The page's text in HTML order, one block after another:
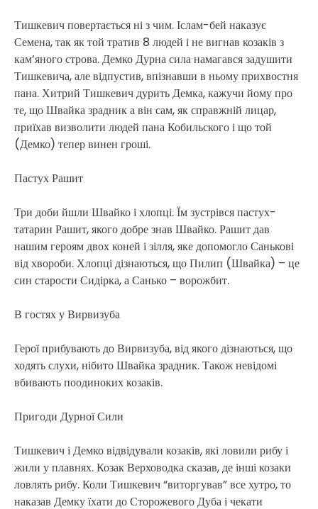
Тишкевич повертається ні з чим. Іслам-бей наказує
Семена, так як той тратив 8 людей і не вигнав козаків з
кам’яного строва. Демко Дурна сила намагався задушити
Тишкевича, але відпустив, впізнавши в ньому прихвостня
пана. Хитрий Тишкевич дурить Демка, кажучи йому про
те, що Швайка зрадник а він сам, як справжній лицар,
приїхав визволити людей пана Кобильского і що той
(Демко) тепер винен гроші.
Пастух Рашит
Три доби йшли Швайко і хлопці. Їм зустрівся пастух-
татарин Рашит, якого добре знав Швайко. Рашит дав
нашим героям двох коней і зілля, яке допомогло Санькові
від хвороби. Хлопці дізнаються, що Пилип (Швайка) – це
син старости Сидірка, а Санько – ворожбит.
В гостях у Вирвизуба
Герої прибувають до Вирвизуба, від якого дізнаються, що
ходять слухи, нібито Швайка зрадник. Також невідомі
вбивають поодиноких козаків.
Пригоди Дурної Сили
Тишкевич і Демко відвідували козаків, які ловили рибу і
жили у плавнях. Козак Верховодка сказав, де інші козаки
ловлять рибу. Коли Тишкевич “виторгував” все хутро, то
наказав Демку їхати до Сторожевого Дуба і чекати